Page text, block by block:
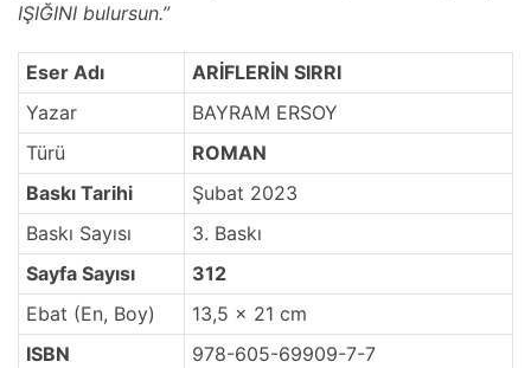
IŞIĞINI bulursun.”
Eser Adı
ARİFLERİN SIRRI
Yazar
BAYRAM ERSOY
Türü
ROMAN
Baskı Tarihi
Şubat 2023
Baskı Sayısı
3. Baskı
Sayfa Sayısı
312
Ebat (En, Boy)
13,5 x 21 cm
ISBN
978-605-69909-7-7